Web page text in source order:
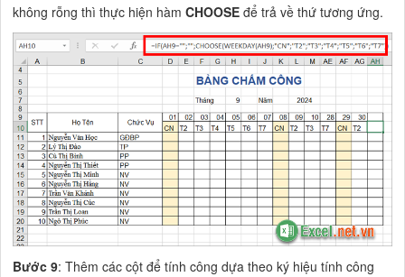
không rỗng thì thực hiện hàmCHOOSE để trả về thứ tương ứng.
Bước 9: Thêm các cột để tính công dựa theo ký hiệu tính công